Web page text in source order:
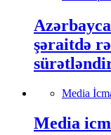
şəraitdə
Media
Media